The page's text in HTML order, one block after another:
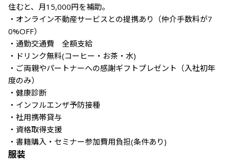
住むと、月15,000円を補助。
・オンライン不動産サービスとの提携あり（仲介手数料が7
0%OFF）
・通勤交通費　全額支給
・ドリンク無料(コーヒー・お茶・水)
・ご両親やパートナーへの感謝ギフトプレゼント（入社初年
度のみ）
・健康診断
・インフルエンザ予防接種
・社用携帯貸与
・資格取得支援
・書籍購入・セミナー参加費用負担(条件あり)
服装